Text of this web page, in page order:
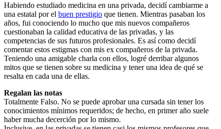
Habiendo estudiado medicina en una privada, decidí cambiarme a
una estatal por el buen prestigio que tienen. Mientras pasaban los
años, fui conociendo lo mucho que mis nuevos compañeros
cuestionaban la calidad educativa de las privadas, y las
competencias de sus futuros profesionales. Es así como decidí
comentar estos estigmas con mis ex compañeros de la privada.
Teniendo una amigable charla con ellos, logré derribar algunos
mitos que se tienen sobre su medicina y tener una idea de qué se
resalta en cada una de ellas.
Regalan las notas
Totalmente Falso. No se puede aprobar una cursada sin tener los
conocimientos mínimos requeridos; de hecho, en primer año suele
haber mucha decerción por lo mismo.